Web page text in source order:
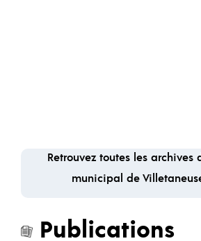
Retrouvez toutes les archives
municipal de
Publications